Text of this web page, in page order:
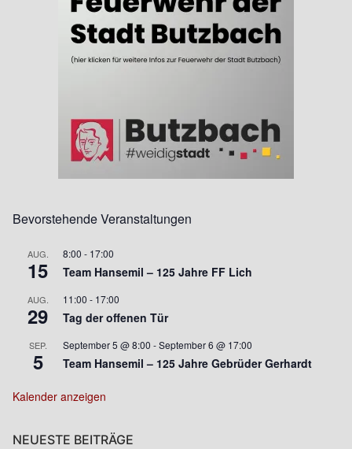
Bevorstehende Veranstaltungen
AUG.
15
8:00 - 17:00
Team Hansemil – 125 Jahre FF Lich
AUG.
29
11:00 - 17:00
Tag der offenen Tür
SEP.
5
September 5 @ 8:00 -September 6 @ 17:00
Team Hansemil – 125 Jahre Gebrüder Gerhardt
Kalender anzeigen
NEUESTE BEITRÄGE